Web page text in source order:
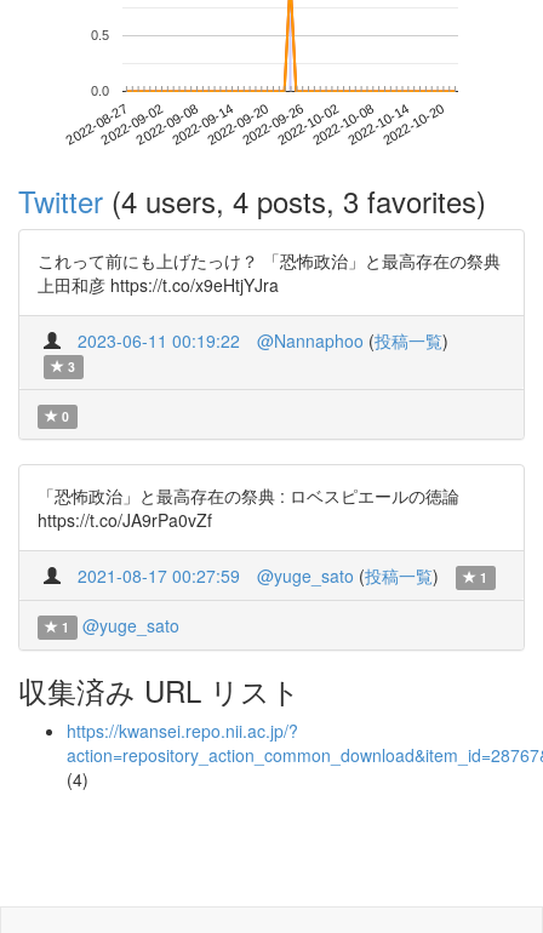
2022-08-272022-09-022022-09-082022-09-142022-09-202022-09-262022-10-022022-10-082022-10-142022-10-20
0.0
0.5
Twitter (4 users, 4 posts, 3 favorites)
これって前にも上げたっけ？ 「恐怖政治」と最高存在の祭典
上田和彦 https://t.co/x9eHtjYJra
2023-06-11 00:19:22 @Nannaphoo (投稿一覧)
3
0
「恐怖政治」と最高存在の祭典 : ロベスピエールの徳論
https://t.co/JA9rPa0vZf
2021-08-17 00:27:59 @yuge_sato (投稿一覧) 1
1 @yuge_sato
収集済み URL リスト
https://kwansei.repo.nii.ac.jp/?
(4)